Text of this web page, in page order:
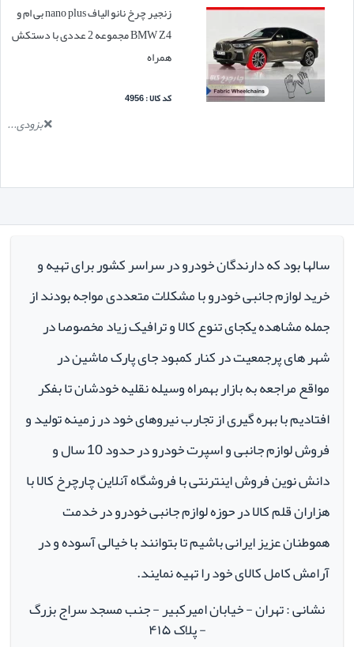
زنجیر چرخ نانو الیاف nano plus بی ام و
BMW Z4 مجموعه 2 عددی با دستکش
همراه
کد کالا : 4956
بزودی...
سالها بود که دارندگان خودرو در سراسر کشور برای تهیه و
خرید لوازم جانبی خودرو با مشکلات متعددی مواجه بودند از
جمله مشاهده یکجای تنوع کالا و ترافیک زیاد مخصوصا در
شهر های پرجمعیت در کنار کمبود جای پارک ماشین در
مواقع مراجعه به بازار بهمراه وسیله نقلیه خودشان تا بفکر
افتادیم با بهره گیری از تجارب نیروهای خود در زمینه تولید و
فروش لوازم جانبی و اسپرت خودرو در حدود 10 سال و
دانش نوین فروش اینترنتی با فروشگاه آنلاین چارچرخ کالا با
هزاران قلم کالا در حوزه لوازم جانبی خودرو در خدمت
هموطنان عزیز ایرانی باشیم تا بتوانند با خیالی آسوده و در
آرامش کامل کالای خود را تهیه نمایند.
نشانی : تهران - خیابان امیرکبیر - جنب مسجد سراج بزرگ
- پلاک ۴۱۵